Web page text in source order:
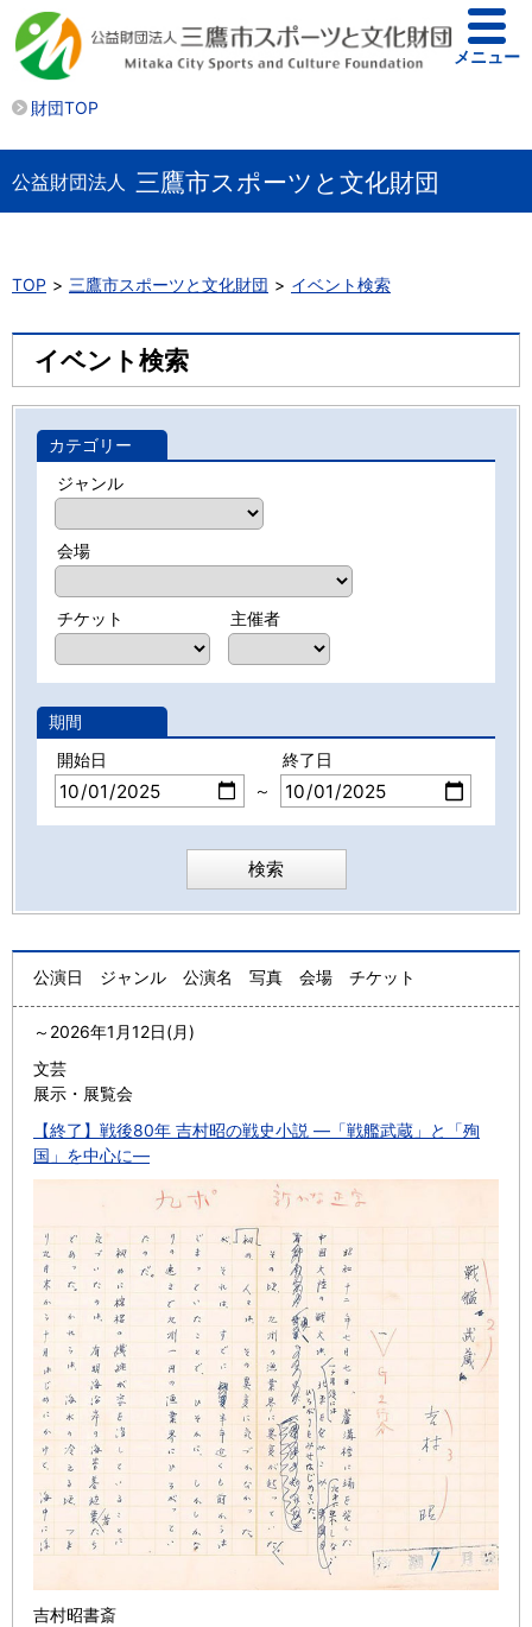
財団TOP
メニュー
公益財団法人 三鷹市スポーツと文化財団
TOP 三鷹市スポーツと文化財団 イベント検索
イベント検索
カテゴリー
ジャンル
会場
チケット 主催者
期間
開始日
～
終了日
公演日 ジャンル 公演名 写真 会場 チケット
～ 2026年1月12日(月)
文芸
展示・展覧会
【終了】戦後80年 吉村昭の戦史小説 ―「戦艦武蔵」と「殉
国」を中心に―
吉村昭書斎